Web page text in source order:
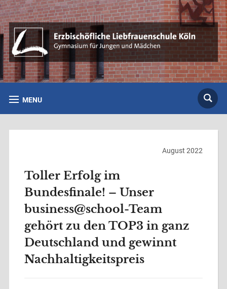
MENU
August 2022
Toller Erfolg im
Bundesfinale! – Unser
business@school-Team
gehört zu den TOP3 in ganz
Deutschland und gewinnt
Nachhaltigkeitspreis